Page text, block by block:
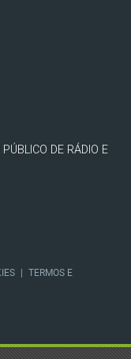
DE RÁDIO E
TERMOS E